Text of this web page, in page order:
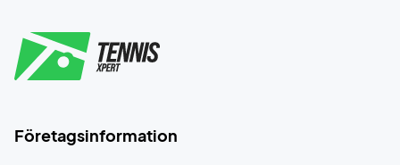
Företagsinformation